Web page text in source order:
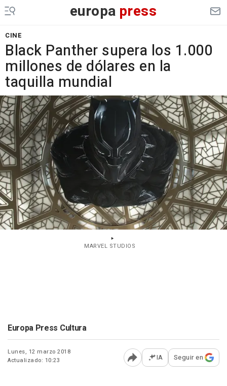
europa press
CINE
Black Panther supera los 1.000
millones de dólares en la
taquilla mundial
MARVEL STUDIOS
Europa Press Cultura
Lunes, 12 marzo 2018
Actualizado: 10:23
Abrir opciones para
IA Seguir en